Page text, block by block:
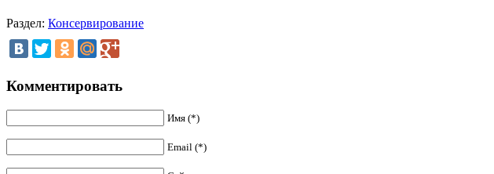
Раздел: Консервирование
Комментировать
Имя (*)
Email (*)